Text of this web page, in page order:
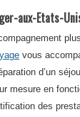
aux-Etats-
vous
d’un
mesure en
des